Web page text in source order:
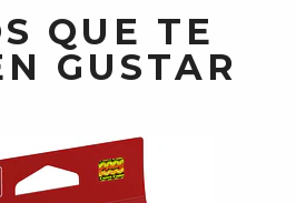
QUE TE
GUSTAR